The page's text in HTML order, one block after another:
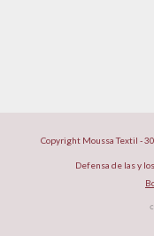
Copyright Moussa Textil -
Defensa de las y